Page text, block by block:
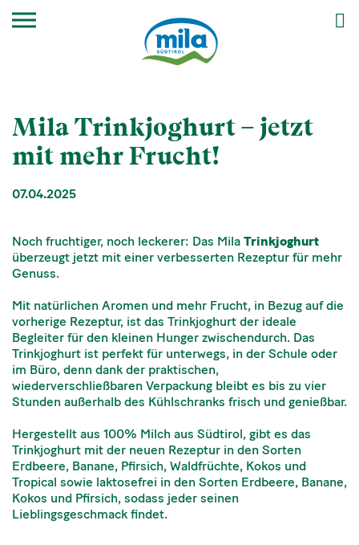
Mila Trinkjoghurt – jetzt
mit mehr Frucht!
07.04.2025
Noch fruchtiger, noch leckerer: Das Mila Trinkjoghurt
überzeugt jetzt mit einer verbesserten Rezeptur für mehr
Genuss.
Mit natürlichen Aromen und mehr Frucht, in Bezug auf die
vorherige Rezeptur, ist das Trinkjoghurt der ideale
Begleiter für den kleinen Hunger zwischendurch. Das
Trinkjoghurt ist perfekt für unterwegs, in der Schule oder
im Büro, denn dank der praktischen,
wiederverschließbaren Verpackung bleibt es bis zu vier
Stunden außerhalb des Kühlschranks frisch und genießbar.
Hergestellt aus 100% Milch aus Südtirol, gibt es das
Trinkjoghurt mit der neuen Rezeptur in den Sorten
Erdbeere, Banane, Pfirsich, Waldfrüchte, Kokos und
Tropical sowie laktosefrei in den Sorten Erdbeere, Banane,
Kokos und Pfirsich, sodass jeder seinen
Lieblingsgeschmack findet.